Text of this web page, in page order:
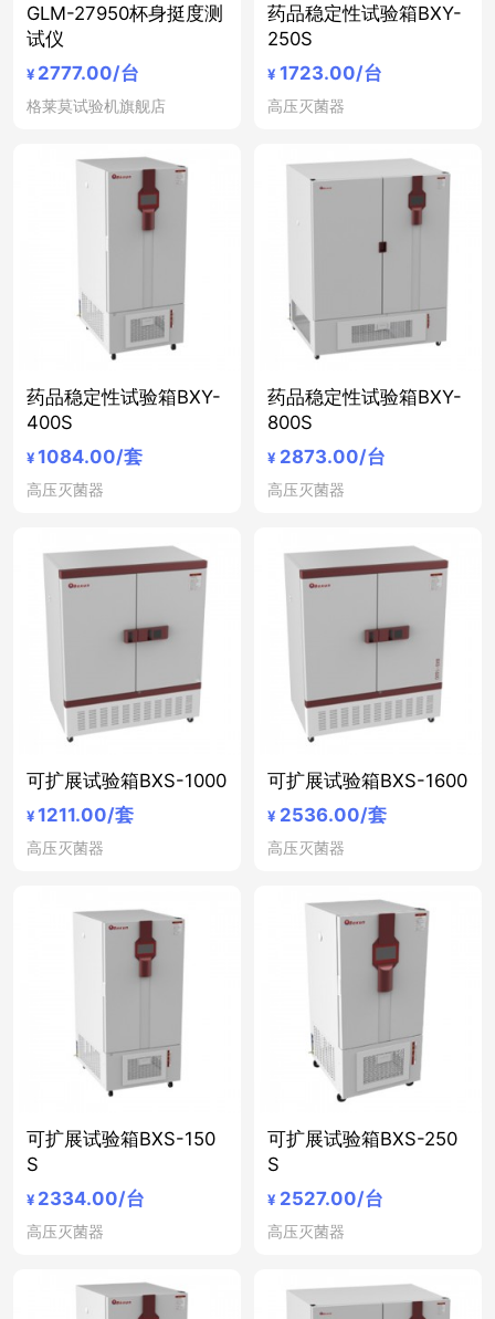
GLM-27950杯身挺度测
试仪
¥ 2777.00/台
格莱莫试验机旗舰店
药品稳定性试验箱BXY-
250S
¥ 1723.00/台
高压灭菌器
药品稳定性试验箱BXY-
400S
¥ 1084.00/套
高压灭菌器
药品稳定性试验箱BXY-
800S
¥ 2873.00/台
高压灭菌器
可扩展试验箱BXS-1000
¥ 1211.00/套
高压灭菌器
可扩展试验箱BXS-1600
¥ 2536.00/套
高压灭菌器
可扩展试验箱BXS-150
S
¥ 2334.00/台
高压灭菌器
可扩展试验箱BXS-250
S
¥ 2527.00/台
高压灭菌器